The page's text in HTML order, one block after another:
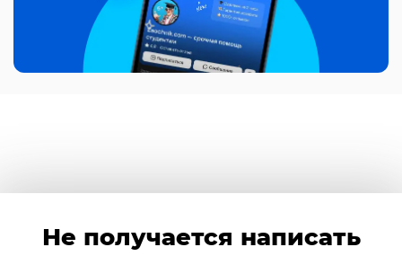
Не получается написать